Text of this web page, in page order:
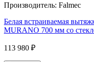
Производитель: Falmec
Белая встраиваемая
MURANO 700 мм со
113 980 ₽